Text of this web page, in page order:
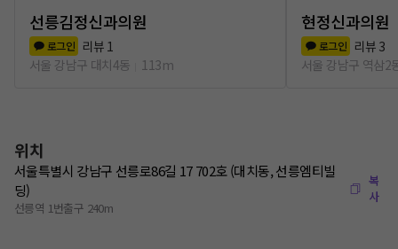
선릉김정신과의원
로그인 리뷰 1
서울 강남구 대치4동
113m
현정신과의원
로그인 리뷰 3
서울 강남구 역삼2
위치
서울특별시 강남구 선릉로86길 17 702호 (대치동, 선릉엠티빌
딩)
선릉역 1번출구 240m
복
사